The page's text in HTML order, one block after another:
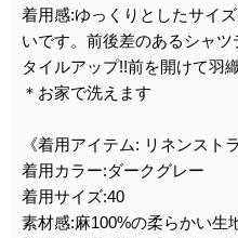
着用感:ゆっくりとしたサイ
いです。前後差のあるシャ
タイルアップ!!前を開けて羽
＊お家で洗えます
《着用アイテム: リネンスト
着用カラー:ダークグレー
着用サイズ:40
素材感:麻100%の柔らかい生